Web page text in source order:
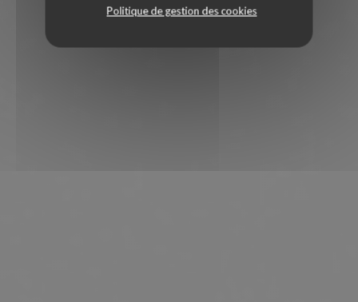
Politique de gestion des cookies